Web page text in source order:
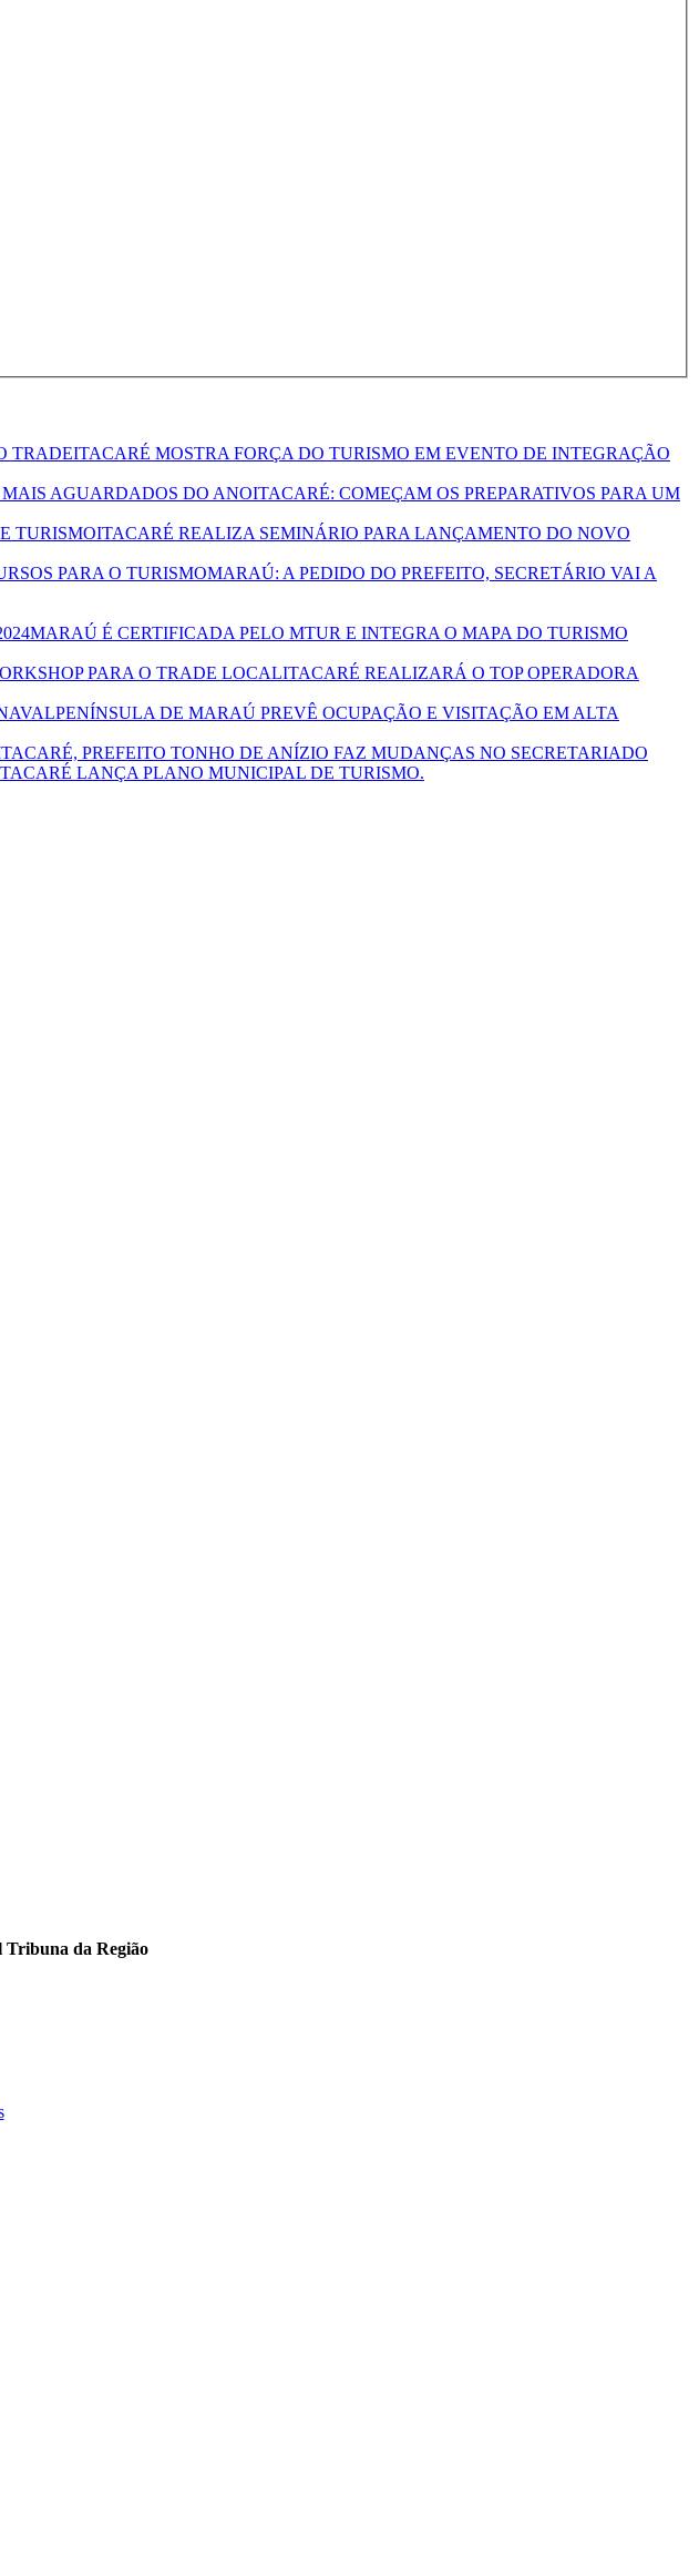
ITACARÉ MOSTRA FORÇA DO TURISMO EM EVENTO DE INTEGRAÇÃO
ITACARÉ: COMEÇAM OS PREPARATIVOS PARA UM
ITACARÉ REALIZA SEMINÁRIO PARA LANÇAMENTO DO NOVO
MARAÚ: A PEDIDO DO PREFEITO, SECRETÁRIO VAI A
MARAÚ É CERTIFICADA PELO MTUR E INTEGRA O MAPA DO TURISMO
ITACARÉ REALIZARÁ O TOP OPERADORA
PENÍNSULA DE MARAÚ PREVÊ OCUPAÇÃO E VISITAÇÃO EM ALTA
PREFEITO TONHO DE ANÍZIO FAZ MUDANÇAS NO SECRETARIADO
LANÇA PLANO MUNICIPAL DE TURISMO.
Tribuna da Região